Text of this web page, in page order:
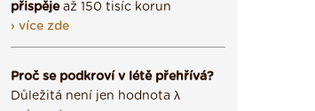
přispějeaž 150 tisíc korun
› více zde
Proč se podkroví v létě přehřívá?
Důležitá není jen hodnota λ